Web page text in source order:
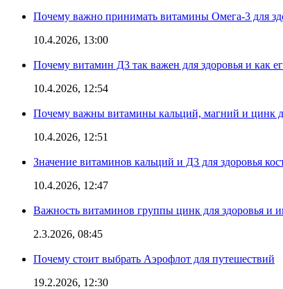
Почему важно принимать витамины Омега-3 для
10.4.2026, 13:00
Почему витамин Д3 так важен для здоровья и как
10.4.2026, 12:54
Почему важны витамины кальций, магний и цинк
10.4.2026, 12:51
Значение витаминов кальций и Д3 для здоровья
10.4.2026, 12:47
Важность витаминов группы цинк для здоровья и
2.3.2026, 08:45
Почему стоит выбрать Аэрофлот для путешествий
19.2.2026, 12:30